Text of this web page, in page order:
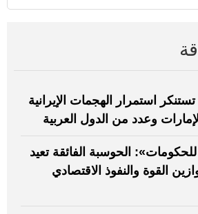
تستنكر استمرار الهجمات الإيرانية
وعدد من الدول العربية
للحكومات»: الحوسبة الفائقة تعيد
القوة والنفوذ الاقتصادي